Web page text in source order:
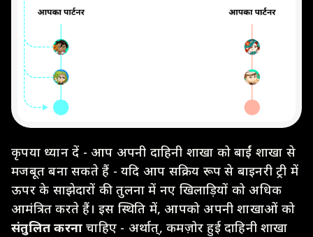
कृपया ध्यान दें - आप अपनी दाहिनी शाखा को बाईं शाखा से
मजबूत बना सकते हैं - यदि आप सक्रिय रूप से बाइनरी ट्री में
ऊपर के साझेदारों की तुलना में नए खिलाड़ियों को अधिक
आमंत्रित करते हैं। इस स्थिति में, आपको अपनी शाखाओं को
संतुलित करना चाहिए - अर्थात्, कमज़ोर हुई दाहिनी शाखा